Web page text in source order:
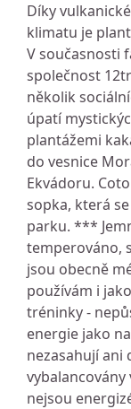
Díky
klimatu je
V současnosti
společnost
několik
úpatí
plantážemi
do vesnice
Ekvádoru.
sopka, která
parku. ***
temperováno,
jsou obecně
používám i
tréninky -
energie jako
nezasahují ani
nejsou